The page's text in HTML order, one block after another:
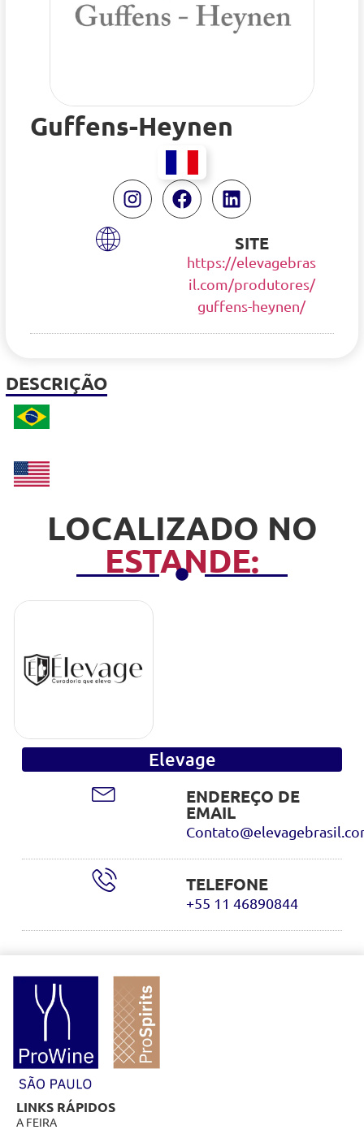
DESCRIÇÃO
LOCALIZADO NO
ESTANDE:
Elevage
ENDEREÇO DE
EMAIL
TELEFONE
+55 11 46890844
Guffens-Heynen
SITE
https://elevagebras
il.com/produtores/
guffens-heynen/
LINKS RÁPIDOS
A FEIRA